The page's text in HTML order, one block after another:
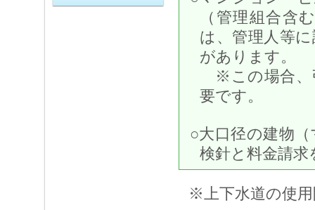
（管理組合含
は、管理人等
があります。
※この場合、
要です。
○大口径の建物
検針と料金請求
※上下水道の使